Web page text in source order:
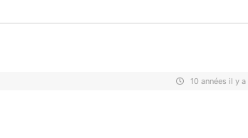
10 années il y a